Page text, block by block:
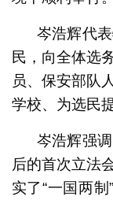
岑浩辉代
民，向全体选
员、保安部队
学校、为选民
岑浩辉强
后的首次立法
实了“一国两